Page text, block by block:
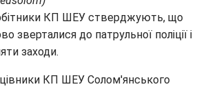
КП ШЕУ стверджують, що
зверталися до патрульної поліції і
заходи.
КП ШЕУ Солом'янського